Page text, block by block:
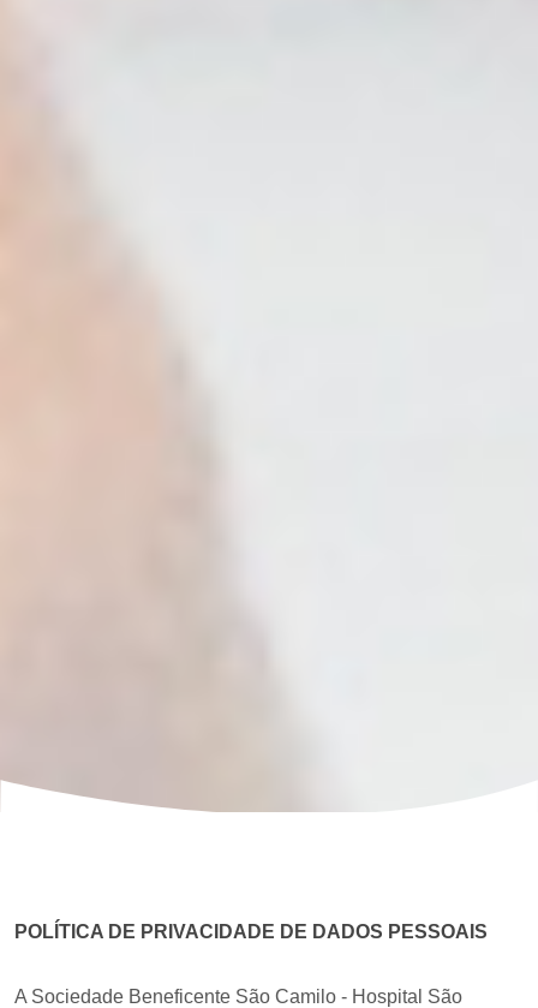
POLÍTICA DE PRIVACIDADE DE DADOS PESSOAIS
A Sociedade Beneficente São Camilo - Hospital São